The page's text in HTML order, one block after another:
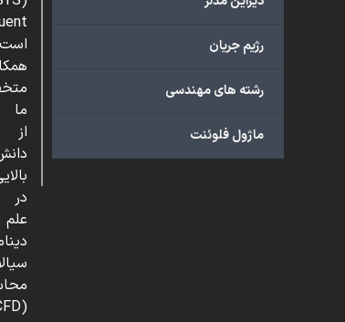
رژیم جریان
رشته های مهندسی
ماژول فلوئنت
ما
از
در
علم